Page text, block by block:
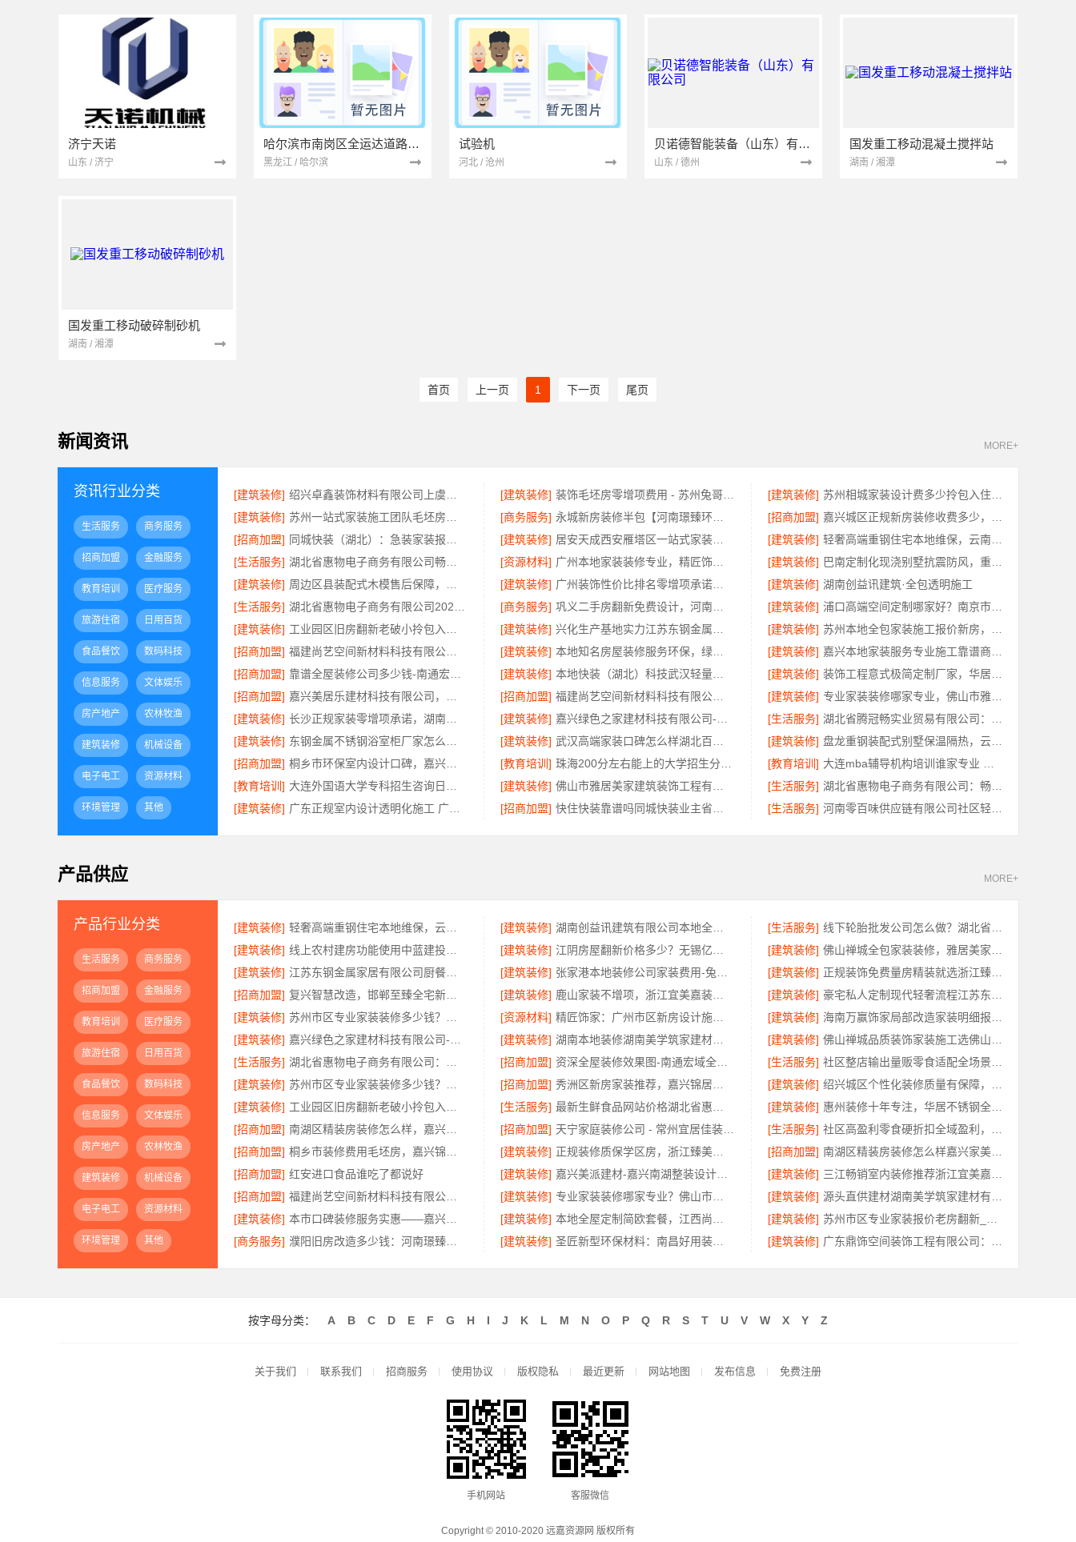
济宁天诺
山东 / 济宁
哈尔滨市南岗区全运达道路货物运输服务部
黑龙江 / 哈尔滨
试验机
河北 / 沧州
贝诺德智能装备（山东）有限公司
山东 / 德州
国发重工移动混凝土搅拌站
湖南 / 湘潭
国发重工移动破碎制砂机
湖南 / 湘潭
首页 上一页 1 下一页 尾页
新闻资讯 MORE+
资讯行业分类
生活服务 商务服务
招商加盟 金融服务
教育培训 医疗服务
旅游住宿 日用百货
食品餐饮 数码科技
信息服务 文体娱乐
房产地产 农林牧渔
建筑装修 机械设备
电子电工 资源材料
环境管理 其他
[建筑装修] [建筑装修] [建筑装修]
苏州相城家装设计费多少拎包入住选苏州百年豪庭新材料有限公司
[建筑装修]
[商务服务] [招商加盟]
[招商加盟]
[建筑装修] [建筑装修]
轻奢高端重钢住宅本地维保，云南晟构建筑建材有限公司
[生活服务]
[资源材料] [建筑装修]
巴南定制化现浇别墅抗震防风，重庆御墅品质保障
[建筑装修]
[建筑装修] [建筑装修] 湖南创益讯建筑·全包透明施工
[生活服务]
[商务服务] [建筑装修]
浦口高端空间定制哪家好？南京市创亿讯本地更省心
[建筑装修]
[建筑装修] [建筑装修]
[招商加盟]
[建筑装修] [建筑装修]
[招商加盟]
[建筑装修] [建筑装修]
[招商加盟]
[招商加盟] [建筑装修]
专业家装装修哪家专业，佛山市雅居美家建筑装饰工程有限公司全流程管控透明
[建筑装修]
[建筑装修] [生活服务]
[建筑装修]
[建筑装修] [建筑装修]
盘龙重钢装配式别墅保温隔热，云南晟构建筑建材有限公司匠心打造
[招商加盟]
[教育培训] [教育培训]
[教育培训]
[建筑装修] [生活服务]
湖北省惠物电子商务有限公司：畅销生鲜食品软件功能全解析
[建筑装修]
[招商加盟] [生活服务] 河南零百味供应链有限公司社区轻投入硬折扣零食铺低风险经营
产品供应 MORE+
产品行业分类
生活服务 商务服务
招商加盟 金融服务
教育培训 医疗服务
旅游住宿 日用百货
食品餐饮 数码科技
信息服务 文体娱乐
房产地产 农林牧渔
建筑装修 机械设备
电子电工 资源材料
环境管理 其他
[建筑装修] [建筑装修] [生活服务]
[建筑装修]
[建筑装修] [建筑装修]
[建筑装修]
[建筑装修] [建筑装修]
正规装饰免费量房精装就选浙江臻美新型建材有限公司
[招商加盟]
[建筑装修] [建筑装修]
[建筑装修]
[资源材料] [建筑装修]
[建筑装修]
[建筑装修] [建筑装修]
[生活服务]
[招商加盟] [生活服务]
[建筑装修]
[招商加盟] [建筑装修]
[建筑装修]
[生活服务] [建筑装修]
惠州装修十年专注，华居不锈钢全屋定制优选
[招商加盟]
[招商加盟] [生活服务]
[招商加盟]
[建筑装修] [招商加盟]
南湖区精装房装修怎么样嘉兴家美建材科技有限公司
[招商加盟] 红安进口食品谁吃了都说好 [建筑装修] [建筑装修]
[招商加盟]
[建筑装修] [建筑装修]
[建筑装修]
[建筑装修] [建筑装修]
[商务服务]
[建筑装修] [建筑装修]
按字母分类： A B C D E F G H I J K L M N O P Q R S T U V W X Y Z
关于我们 联系我们 招商服务 使用协议 版权隐私 最近更新 网站地图 发布信息 免费注册
手机网站 客服微信
Copyright © 2010-2020 远嘉资源网 版权所有